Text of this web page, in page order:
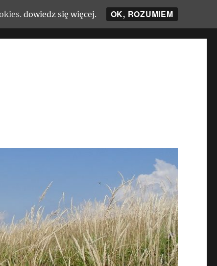
dowiedz się więcej. OK, ROZUMIEM